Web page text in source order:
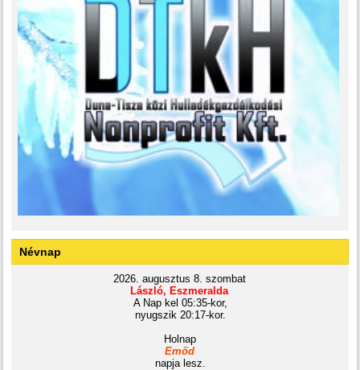
Névnap
2026. augusztus 8. szombat
László, Eszmeralda
A Nap kel 05:35-kor,
nyugszik 20:17-kor.
Holnap
Emőd
napja lesz.